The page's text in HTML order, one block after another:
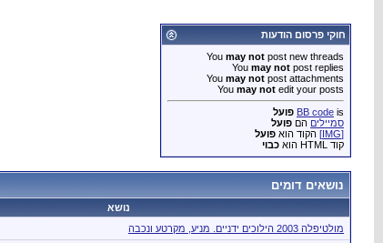
חוקי פרסום הודעות
You may not post new threads
You may not post replies
You may not post attachments
You may not edit your posts
BB code is
פועל
סמיילים הם פועל
[IMG]
הקוד הוא פועל
קוד HTML הוא
כבוי
נושאים דומים
נושא
מולטיפלה 2003 הילוכים ידניים. מניע, מקרטע ונכבה